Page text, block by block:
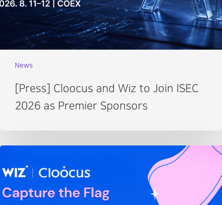
News
[Press] Cloocus and Wiz to Join ISEC
2026 as Premier Sponsors